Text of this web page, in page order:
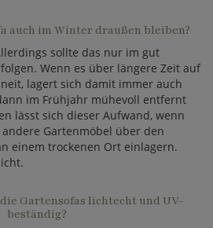
auch im Winter draußen bleiben?
sollte das nur im gut
Wenn es über längere Zeit auf
lagert sich damit immer auch
im Frühjahr mühevoll entfernt
lässt sich dieser Aufwand, wenn
Gartenmöbel über den
einem trockenen Ort einlagern.
Gartensofas lichtecht und UV-
beständig?